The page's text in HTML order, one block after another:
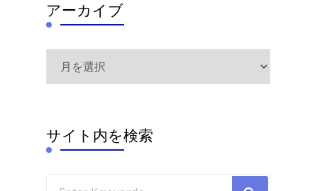
アーカイブ
サイト内を検索